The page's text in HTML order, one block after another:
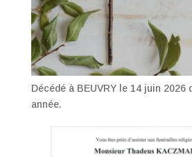
Décédé à BEUVRY le 14 juin 2026
année.